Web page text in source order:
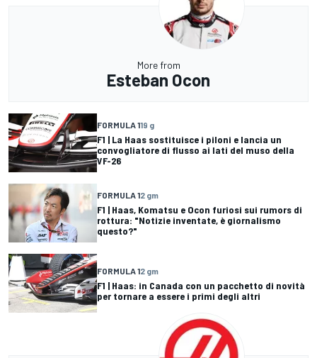
More from
Esteban Ocon
FORMULA 119 g
F1 | La Haas sostituisce i piloni e lancia un
convogliatore di flusso ai lati del muso della
VF-26
FORMULA 12 gm
F1 | Haas, Komatsu e Ocon furiosi sui rumors di
rottura: "Notizie inventate, è giornalismo
questo?"
FORMULA 12 gm
F1 | Haas: in Canada con un pacchetto di novità
per tornare a essere i primi degli altri